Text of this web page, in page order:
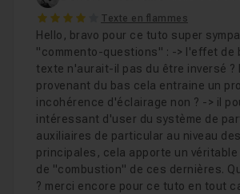
4 Texte en flammes
Hello, bravo pour ce tuto super
"commento-questions" : -> l'effet de
texte n'aurait-il pas du être inversé ?
provenant du bas cela entraine un
incohérence d'éclairage non ? -> il
intéressant d'user du système de
auxiliaires de particular au niveau
principales, cela apporte un
de "combustion" de ces dernières.
? merci encore pour ce tuto en tout